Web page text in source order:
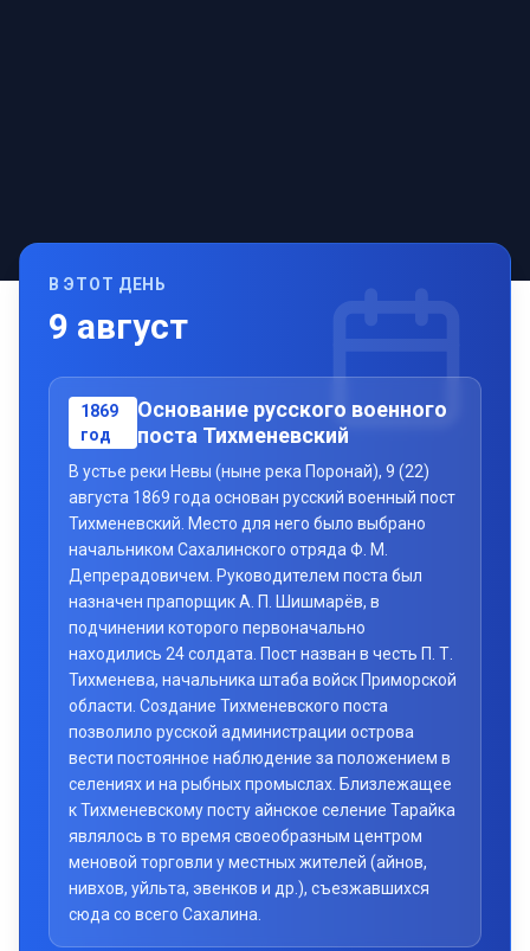
В ЭТОТ ДЕНЬ
9 август
1869
год
Основание русского военного
поста Тихменевский
В устье реки Невы (ныне река Поронай), 9 (22)
августа 1869 года основан русский военный пост
Тихменевский. Место для него было выбрано
начальником Сахалинского отряда Ф. М.
Депрерадовичем. Руководителем поста был
назначен прапорщик А. П. Шишмарёв, в
подчинении которого первоначально
находились 24 солдата. Пост назван в честь П. Т.
Тихменева, начальника штаба войск Приморской
области. Создание Тихменевского поста
позволило русской администрации острова
вести постоянное наблюдение за положением в
селениях и на рыбных промыслах. Близлежащее
к Тихменевскому посту айнское селение Тарайка
являлось в то время своеобразным центром
меновой торговли у местных жителей (айнов,
нивхов, уйльта, эвенков и др.), съезжавшихся
сюда со всего Сахалина.